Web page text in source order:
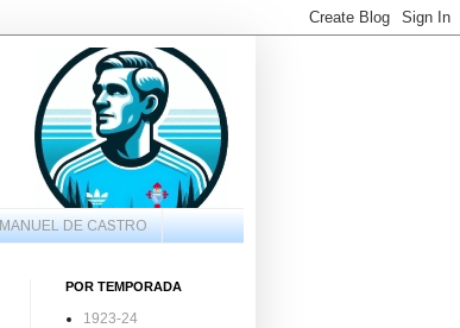
MANUEL DE CASTRO
POR TEMPORADA
1923-24